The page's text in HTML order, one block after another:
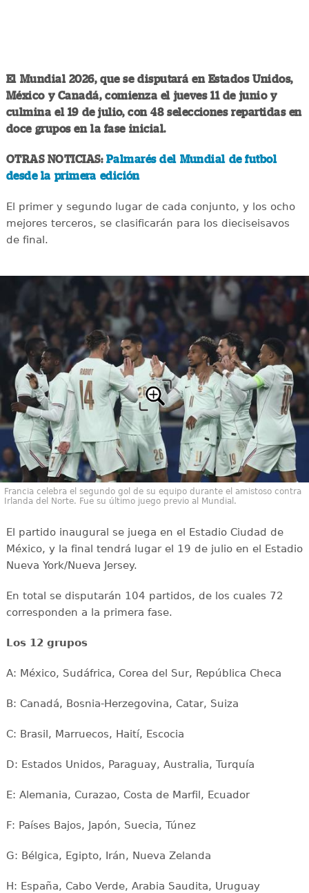
El Mundial 2026, que se disputará en Estados Unidos,
México y Canadá, comienza el jueves 11 de junio y
culmina el 19 de julio, con 48 selecciones repartidas en
doce grupos en la fase inicial.
OTRAS NOTICIAS: Palmarés del Mundial de futbol
desde la primera edición
El primer y segundo lugar de cada conjunto, y los ocho
mejores terceros, se clasificarán para los dieciseisavos
de final.
Francia celebra el segundo gol de su equipo durante el amistoso contra
Irlanda del Norte. Fue su último juego previo al Mundial.
El partido inaugural se juega en el Estadio Ciudad de
México, y la final tendrá lugar el 19 de julio en el Estadio
Nueva York/Nueva Jersey.
En total se disputarán 104 partidos, de los cuales 72
corresponden a la primera fase.
Los 12 grupos
A: México, Sudáfrica, Corea del Sur, República Checa
B: Canadá, Bosnia-Herzegovina, Catar, Suiza
C: Brasil, Marruecos, Haití, Escocia
D: Estados Unidos, Paraguay, Australia, Turquía
E: Alemania, Curazao, Costa de Marfil, Ecuador
F: Países Bajos, Japón, Suecia, Túnez
G: Bélgica, Egipto, Irán, Nueva Zelanda
H: España, Cabo Verde, Arabia Saudita, Uruguay